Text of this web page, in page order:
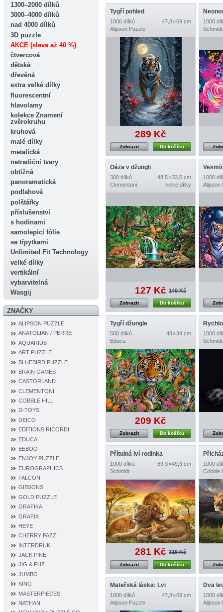
1300–2000 dílků
3000–4000 dílků
nad 4000 dílků
3D puzzle
AKCE (sleva až 40 %)
čtvercová
dětská
dřevěná
extra velké dílky
fluorescentní
hlavolamy
kolekce Znamení
zvěrokruhu
kruhová
malé dílky
metalická
netradiční tvary
obtížná
panoramatická
podlahová
polštářky
příslušenství
s hodinami
samolepicí fólie
se třpytkami
Unlimited Fit Technology
velké dílky
vertikální
vybarvitelná
Wasgij
ZNAČKY
ALIPSON PUZZLE
ANATOLIAN / PERRE
AQUARIUS
ART PUZZLE
BLUEBIRD PUZZLE
BRAIN GAMES
CASTORLAND
CLEMENTONI
COBBLE HILL
D‐TOYS
DEICO
EDITIONS RICORDI
EDUCA
EEBOO
ENJOY PUZZLE
EUROGRAPHICS
FALCON
GIBSONS
GOLD PUZZLE
GRAFIKA
GRAFIX
HEYE
CHERRY PAZZI
INTERDRUK
JACK PINE
JIG & PUZ
JUMBO
KING
MASTERPIECES
NATHAN
Tygří pohled
1000 dílků
47,8 × 69 cm
Alipson Puzzle
289 Kč
Do košíku
Zobrazit
1000
Schmidt
Oáza v džungli
300 dílků
48,5 × 33,5 cm
Clementoni
velké dílky
127 Kč 149 Kč
Do košíku
Zobrazit
1000
Alipson
Tygří džungle
500 dílků
48 × 34 cm
Educa
209 Kč
Do košíku
Zobrazit
1000
Schmidt
Přítulná lví rodinka
1000 dílků
69,3 × 49,3 cm
Schmidt
281 Kč 319 Kč
Do košíku
Zobrazit
1000
Cobble
Mateřská láska: Lvi
1000 dílků
47,8 × 69 cm
Alipson Puzzle
Dva
1000
Alipson